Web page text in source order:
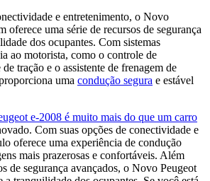
e entretenimento, o Novo
oferece uma série de recursos de segurança
dos ocupantes. Com sistemas
ao motorista, como o controle de
tração e o assistente de frenagem de
uma condução segura e estável
e-2008 é muito mais do que um carro
Com suas opções de conectividade e
oferece uma experiência de condução
mais prazerosas e confortáveis. Além
de segurança avançados, o Novo Peugeot